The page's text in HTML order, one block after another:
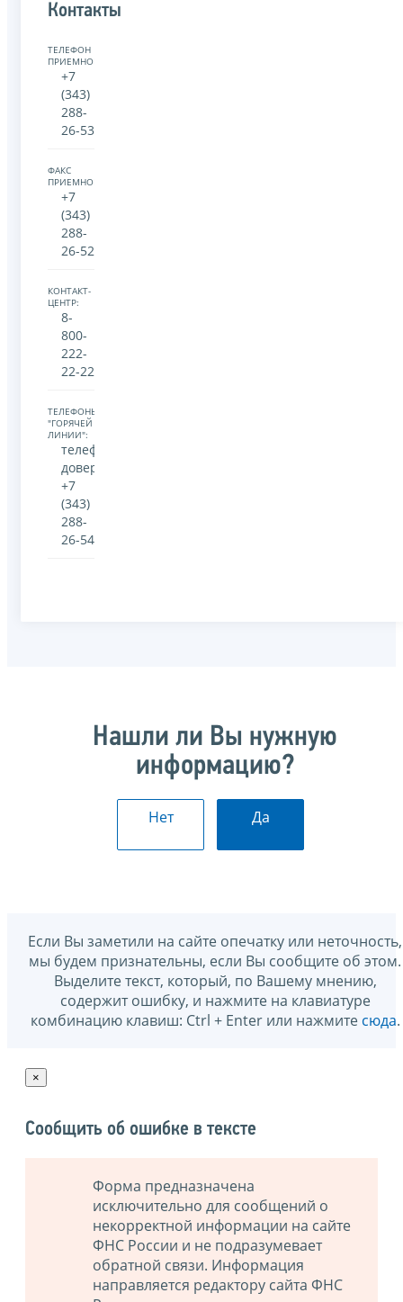
Контакты
ТЕЛЕФОН
ПРИЕМНОЙ:
+7
(343)
288-
26-53
ФАКС
ПРИЕМНОЙ:
+7
(343)
288-
26-52
КОНТАКТ-
ЦЕНТР:
8-
800-
222-
22-22
ТЕЛЕФОНЫ
"ГОРЯЧЕЙ
ЛИНИИ":
телефон
доверия
+7
(343)
288-
26-54
Нашли ли Вы нужную
информацию?
Нет Да
Если Вы заметили на сайте опечатку или неточность,
мы будем признательны, если Вы сообщите об этом.
Выделите текст, который, по Вашему мнению,
содержит ошибку, и нажмите на клавиатуре
комбинацию клавиш: Ctrl + Enter или нажмите сюда.
×
Сообщить об ошибке в тексте
Форма предназначена
исключительно для сообщений о
некорректной информации на сайте
ФНС России и не подразумевает
обратной связи. Информация
направляется редактору сайта ФНС